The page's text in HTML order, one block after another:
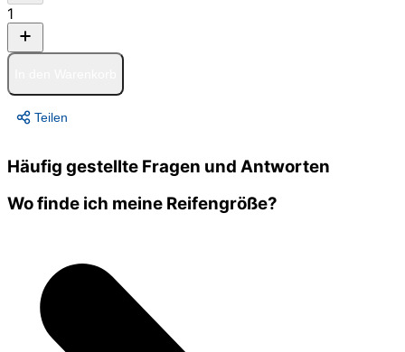
1
Teilen
Häufig gestellte Fragen und Antworten
Wo finde ich meine Reifengröße?